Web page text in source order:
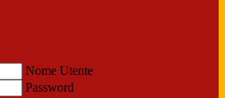
Nome Utente
Password